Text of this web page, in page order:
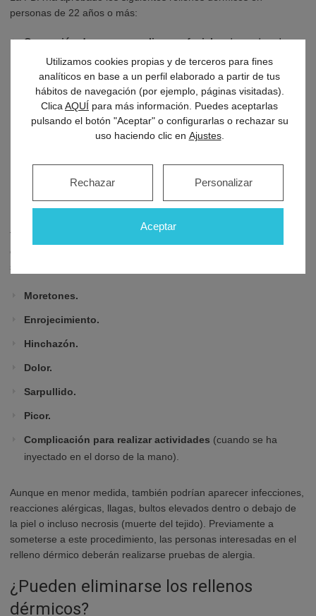
personas de 22 años o más:
Corrección de arrugas y pliegues facialesde moderados a
graves.
Aumento del tamañode los labios, mejillas, mentón, línea de
la mandíbula, espacio bajo los ojos y dorso de la mano.
Restauración de la pérdida de grasa facial en personas
con virus de la inmunodeficiencia humana
Corrección de cicatricesen las mejillas causadas por acné.
Riesgos de los rellenos dérmicos
Tras someterse a un proceso de inyección de rellenos dérmicos,
es probable manifestar algunas reacciones reacciones
secundarias, entre las que se incluyen:
Moretones.
Enrojecimiento.
Hinchazón.
Dolor.
Sarpullido.
Picor.
Complicación para realizar actividades (cuando se ha
inyectado en el dorso de la mano).
Aunque en menor medida, también podrían aparecer infecciones,
reacciones alérgicas, llagas, bultos elevados dentro o debajo de
la piel o incluso necrosis (muerte del tejido). Previamente a
someterse a este procedimiento, las personas interesadas en el
relleno dérmico deberán realizarse pruebas de alergia.
¿Pueden eliminarse los rellenos
dérmicos?
Utilizamos cookies propias y de terceros para fines
analíticos en base a un perfil elaborado a partir de tus
hábitos de navegación (por ejemplo, páginas visitadas).
Clica AQUÍ para más información. Puedes aceptarlas
pulsando el botón "Aceptar" o configurarlas o rechazar su
uso haciendo clic en Ajustes.
Aceptar
Rechazar Personalizar